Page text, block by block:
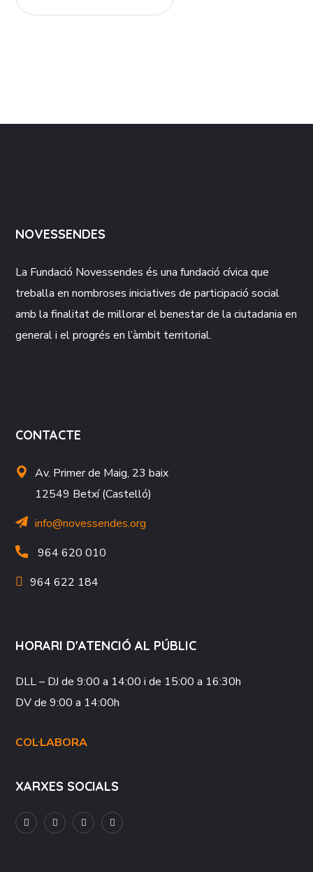
NOVESSENDES
La Fundació Novessendes és una fundació cívica que
treballa en nombroses iniciatives de participació social
amb la finalitat de millorar el benestar de la ciutadania en
general i el progrés en l’àmbit territorial.
CONTACTE
Av. Primer de Maig, 23 baix
12549 Betxí (Castelló)
info@novessendes.org
964 620 010
964 622 184
HORARI D'ATENCIÓ AL PÚBLIC
DLL – DJde 9:00 a 14:00 i de 15:00 a 16:30h
DVde 9:00 a 14:00h
COL·LABORA
XARXES SOCIALS